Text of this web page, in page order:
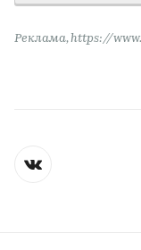
Реклама, https://